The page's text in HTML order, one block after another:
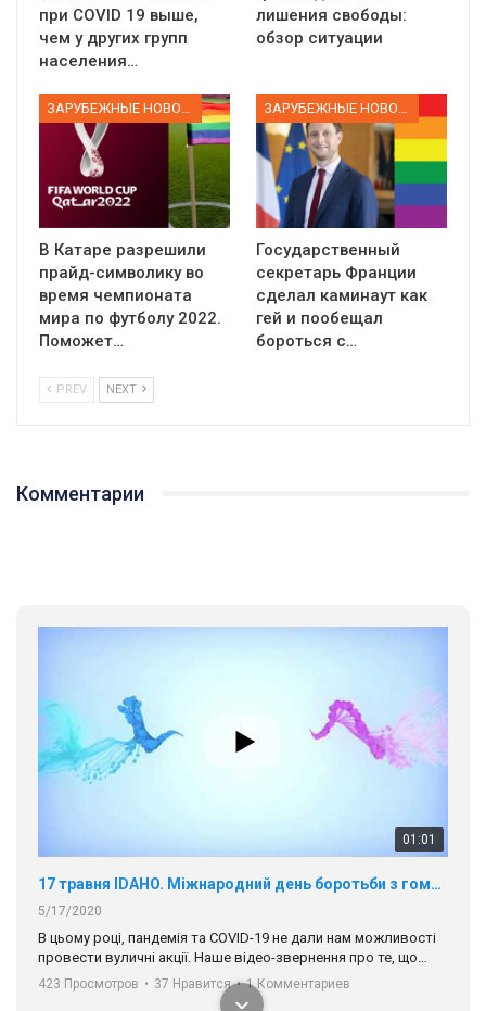
при COVID 19 выше,
чем у других групп
населения…
лишения свободы:
обзор ситуации
В Катаре разрешили
прайд-символику во
время чемпионата
мира по футболу 2022.
Поможет…
Государственный
секретарь Франции
сделал каминаут как
гей и пообещал
бороться с…
PREV NEXT
Комментарии
5/17/2020
навіть коли ми у різних містах та не можемо зустрінеться, ми
разом. Ми закликаємо всіх хто поділяє цінності рівності та
солідарності, приєднатися до нас. Регіональні підрозділи
ГАУ є в 16 областях України.
Разом наш голос лунає гучніше!
423 Просмотров • 1 Комментариев